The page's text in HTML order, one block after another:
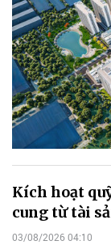
Kích hoạt
cung từ tài
03/08/2026 04:10